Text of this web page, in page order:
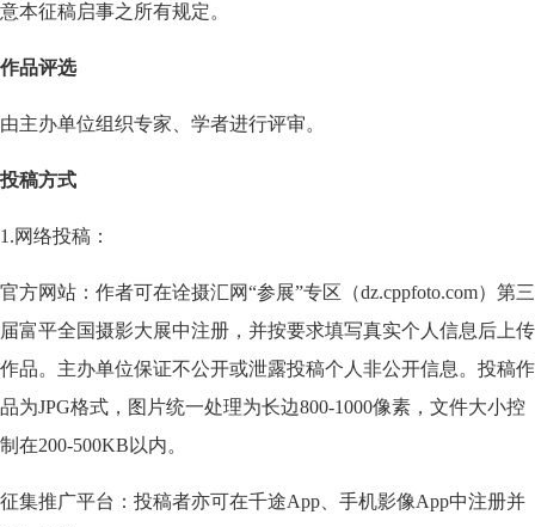
意本征稿启事之所有规定。
作品评选
由主办单位组织专家、学者进行评审。
投稿方式
1.网络投稿：
官方网站： 作者可在诠摄汇网“参展”专区（dz.cppfoto.com）第三
届富平全国摄影大展中注册 ，并按要求填写真实个人信息后上传
作品。主办单位保证不公开或泄露投稿个人非公开信息。投稿作
品为JPG格式，图片统一处理为长边800-1000像素，文件大小控
制在200-500KB以内。
征集推广平台：投稿者亦可在千途App、手机影像App中注册并